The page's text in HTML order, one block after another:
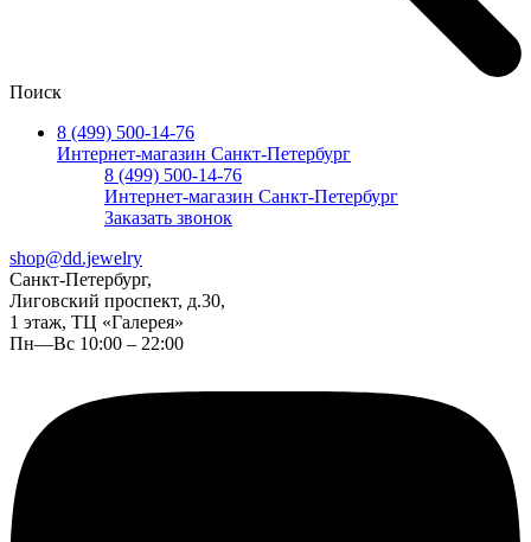
Поиск
8 (499) 500-14-76
Интернет-магазин Санкт-Петербург
8 (499) 500-14-76
Интернет-магазин Санкт-Петербург
Заказать звонок
shop@dd.jewelry
Санкт-Петербург,
Лиговский проспект, д.30,
1 этаж, ТЦ «Галерея»
Пн—Вс 10:00 – 22:00